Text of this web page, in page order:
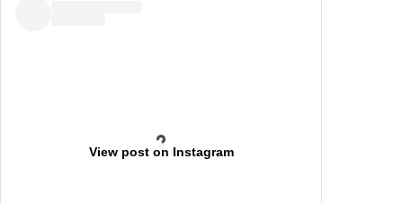
View post on Instagram